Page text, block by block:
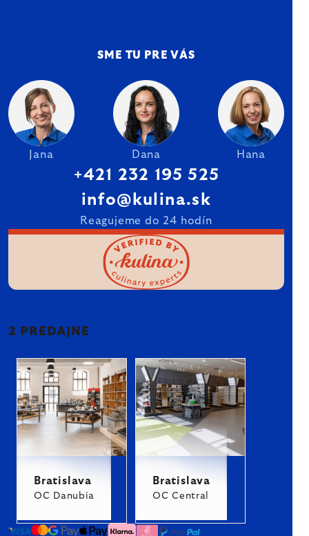
SME TU PRE VÁS
Jana Dana Hana
+421 232 195 525
info@kulina.sk
Reagujeme do 24 hodín
2 PREDAJNE
Bratislava
OC Danubia
Bratislava
OC Central